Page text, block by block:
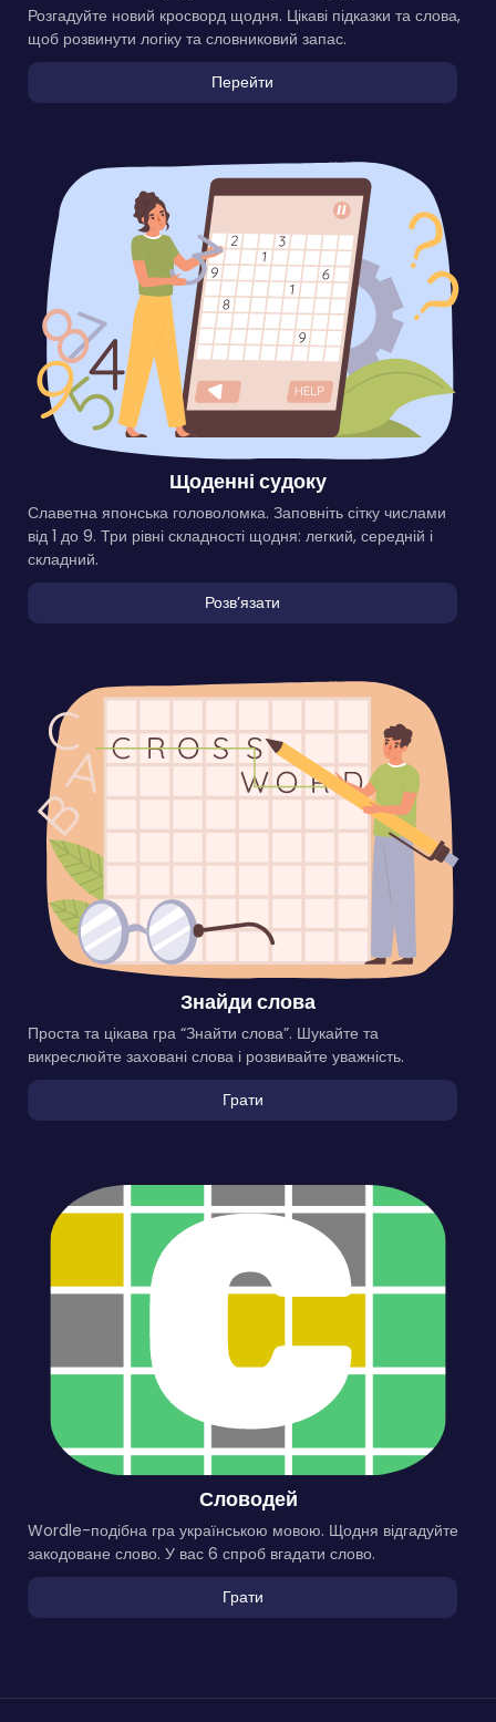
Розгадуйте новий кросворд щодня. Цікаві підказки та слова,
щоб розвинути логіку та словниковий запас.
Перейти
Щоденні судоку
Славетна японська головоломка. Заповніть сітку числами
від 1 до 9. Три рівні складності щодня: легкий, середній і
складний.
Розвʼязати
Знайди слова
Проста та цікава гра “Знайти слова”. Шукайте та
викреслюйте заховані слова і розвивайте уважність.
Грати
Словодей
Wordle-подібна гра українською мовою. Щодня відгадуйте
закодоване слово. У вас 6 спроб вгадати слово.
Грати